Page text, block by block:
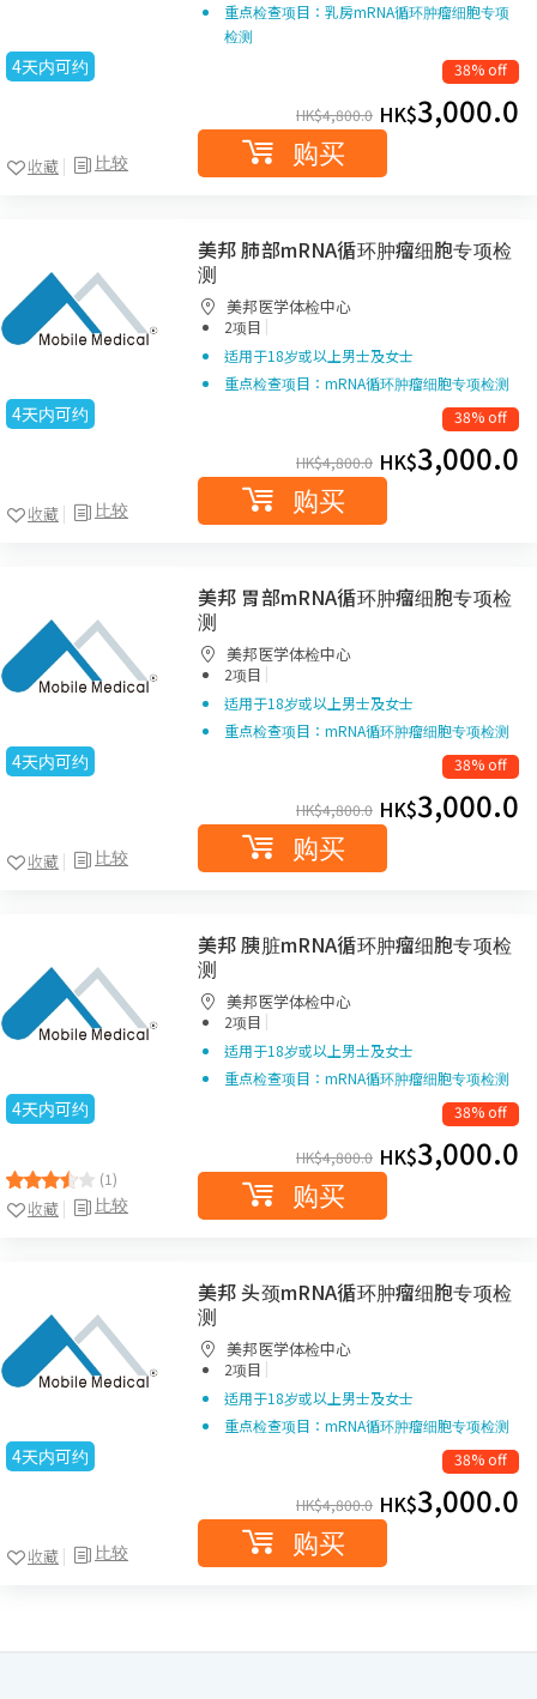
4天内可约
比较
收藏
重点检查项目：乳房mRNA循环肿瘤细胞专项
检测
38% off
HK$4,800.0 HK$3,000.0
购买
4天内可约
比较
收藏
美邦 肺部mRNA循环肿瘤细胞专项检
测
美邦医学体检中心
2项目 |
适用于18岁或以上男士及女士
重点检查项目：mRNA循环肿瘤细胞专项检测
38% off
HK$4,800.0 HK$3,000.0
购买
4天内可约
比较
收藏
美邦 胃部mRNA循环肿瘤细胞专项检
测
美邦医学体检中心
2项目 |
适用于18岁或以上男士及女士
重点检查项目：mRNA循环肿瘤细胞专项检测
38% off
HK$4,800.0 HK$3,000.0
购买
4天内可约
(1)
比较
收藏
美邦 胰脏mRNA循环肿瘤细胞专项检
测
美邦医学体检中心
2项目 |
适用于18岁或以上男士及女士
重点检查项目：mRNA循环肿瘤细胞专项检测
38% off
HK$4,800.0 HK$3,000.0
购买
4天内可约
比较
收藏
美邦 头颈mRNA循环肿瘤细胞专项检
测
美邦医学体检中心
2项目 |
适用于18岁或以上男士及女士
重点检查项目：mRNA循环肿瘤细胞专项检测
38% off
HK$4,800.0 HK$3,000.0
购买